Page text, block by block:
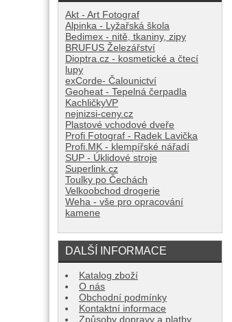
Akt - Art Fotograf
Alpinka - Lyžařská škola
Bedimex - nitě, tkaniny, zipy
BRUFUS Železářství
Dioptra.cz - kosmetické a čtecí
lupy
exCorde- Čalounictví
Geoheat - Tepelná čerpadla
KachličkyVP
nejnizsi-ceny.cz
Plastové vchodové dveře
Profi Fotograf - Radek Lavička
Profi.MK - klempířské nářadí
SUP - Úklidové stroje
Superlink.cz
Toulky po Čechách
Velkoobchod drogerie
Weha - vše pro opracování
kamene
DALŠÍ INFORMACE
Katalog zboží
O nás
Obchodní podmínky
Kontaktní informace
Způsoby dopravy a platby